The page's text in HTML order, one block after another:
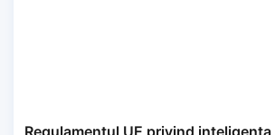
Regulamentul UE privind